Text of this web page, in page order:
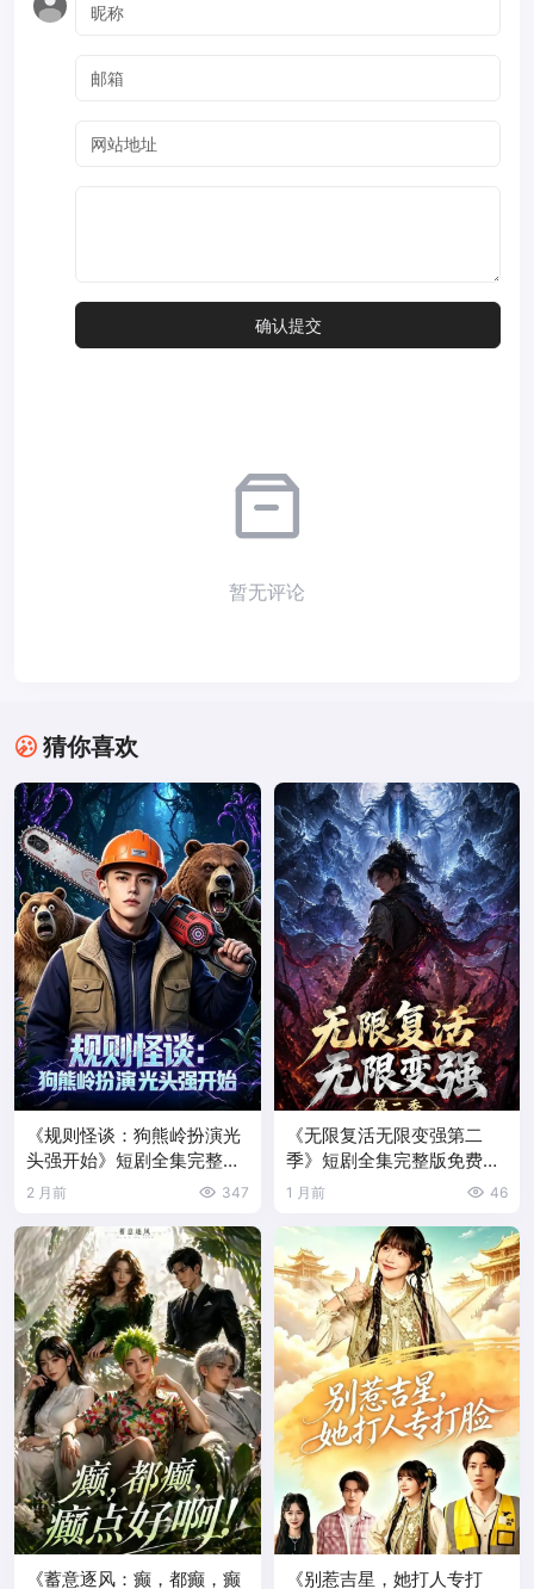
暂无评论
猜你喜欢
《规则怪谈：狗熊岭扮演光
头强开始》短剧全集完整版
免费观看
2 月前 347
《无限复活无限变强第二
季》短剧全集完整版免费观
看
1 月前 46
《蓄意逐风：癫，都癫，癫 《别惹吉星，她打人专打